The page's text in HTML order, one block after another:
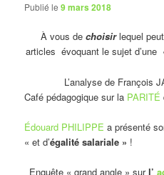
Publié le9 mars 2018
À vous de choisirlequel
articles évoquant le sujet d’une
L’analyse de François
Café pédagogique sur la PARITÉ
Édouard PHILIPPE a présenté
« et d’égalité salariale » !
Enquête « grand angle » surl’